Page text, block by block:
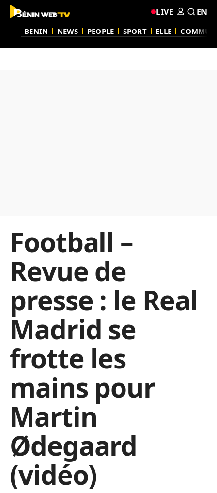
BENIN NEWS PEOPLE SPORT ELLE
LIVE EN
Football –
Revue de
presse : le Real
Madrid se
frotte les
mains pour
Martin
Ødegaard
(vidéo)